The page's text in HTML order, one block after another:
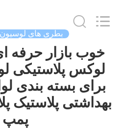
خانه
محصولات
درباره
Haojin
Plastic
بطری های لوسیون
خوب بازار حرفه
لوکس پلاستیکی
برای بسته بندی
بهداشتی پلاستیک
پمپ